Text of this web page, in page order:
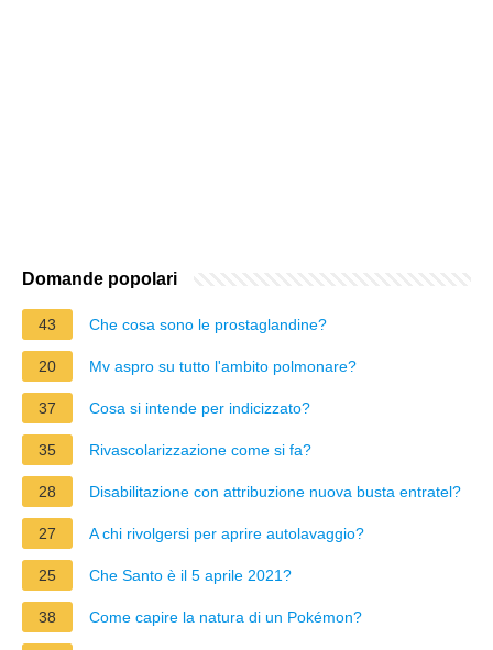
Domande popolari
43 Che cosa sono le prostaglandine?
20 Mv aspro su tutto l'ambito polmonare?
37 Cosa si intende per indicizzato?
35 Rivascolarizzazione come si fa?
28 Disabilitazione con attribuzione nuova busta entratel?
27 A chi rivolgersi per aprire autolavaggio?
25 Che Santo è il 5 aprile 2021?
38 Come capire la natura di un Pokémon?